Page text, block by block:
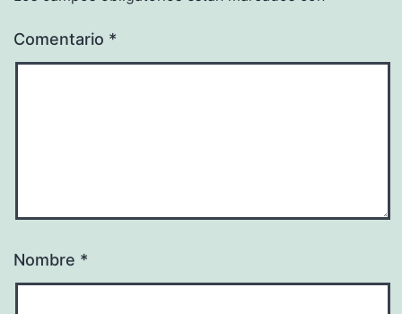
Comentario *
Nombre *